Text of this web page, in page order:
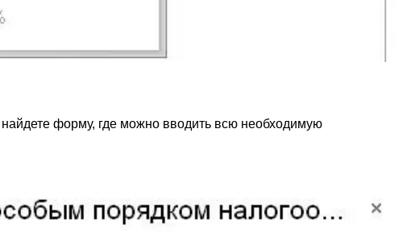
форму, где можно вводить всю необходимую